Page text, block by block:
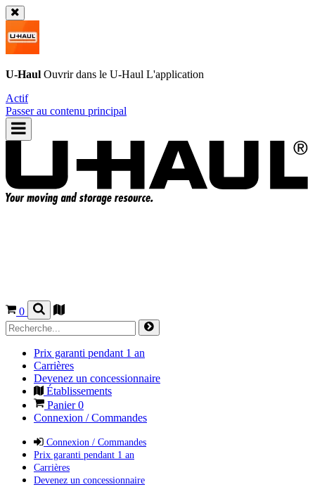
U-Haul Ouvrir dans le U-Haul L'application
Actif
Passer au contenu principal
0
Prix garanti pendant 1 an
Carrières
Devenez un concessionnaire
Établissements
Panier0
Connexion / Commandes
Connexion / Commandes
Prix garanti pendant 1 an
Carrières
Devenez un concessionnaire